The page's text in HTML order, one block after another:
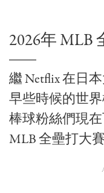
2026年 MLB
繼 Netflix 在日
早些時候的世
棒球粉絲們現
MLB 全壘打大